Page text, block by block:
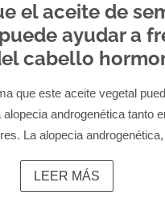
el aceite de
ayudar a
cabello
que este aceite vegetal
androgenética tanto
La alopecia
LEER MÁS